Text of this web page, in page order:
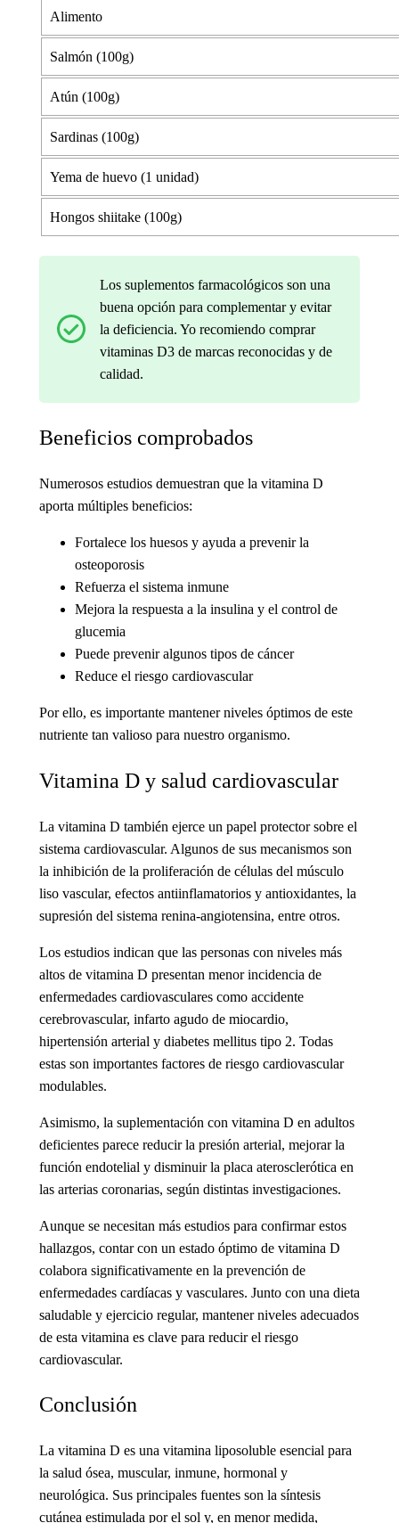
Alimento
Salmón (100g)
Atún (100g)
Sardinas (100g)
Yema de huevo (1 unidad)
Hongos shiitake (100g)
Los suplementos farmacológicos son una
buena opción para complementar y evitar
la deficiencia. Yo recomiendo comprar
vitaminas D3 de marcas reconocidas y de
calidad.
Beneficios comprobados
Numerosos estudios demuestran que la vitamina D
aporta múltiples beneficios:
Fortalece los huesos y ayuda a prevenir la
osteoporosis
Refuerza el sistema inmune
Mejora la respuesta a la insulina y el control de
glucemia
Puede prevenir algunos tipos de cáncer
Reduce el riesgo cardiovascular
Por ello, es importante mantener niveles óptimos de este
nutriente tan valioso para nuestro organismo.
Vitamina D y salud cardiovascular
La vitamina D también ejerce un papel protector sobre el
sistema cardiovascular. Algunos de sus mecanismos son
la inhibición de la proliferación de células del músculo
liso vascular, efectos antiinflamatorios y antioxidantes, la
supresión del sistema renina-angiotensina, entre otros.
Los estudios indican que las personas con niveles más
altos de vitamina D presentan menor incidencia de
enfermedades cardiovasculares como accidente
cerebrovascular, infarto agudo de miocardio,
hipertensión arterial y diabetes mellitus tipo 2. Todas
estas son importantes factores de riesgo cardiovascular
modulables.
Asimismo, la suplementación con vitamina D en adultos
deficientes parece reducir la presión arterial, mejorar la
función endotelial y disminuir la placa aterosclerótica en
las arterias coronarias, según distintas investigaciones.
Aunque se necesitan más estudios para confirmar estos
hallazgos, contar con un estado óptimo de vitamina D
colabora significativamente en la prevención de
enfermedades cardíacas y vasculares. Junto con una dieta
saludable y ejercicio regular, mantener niveles adecuados
de esta vitamina es clave para reducir el riesgo
cardiovascular.
Conclusión
La vitamina D es una vitamina liposoluble esencial para
la salud ósea, muscular, inmune, hormonal y
neurológica. Sus principales fuentes son la síntesis
cutánea estimulada por el sol y, en menor medida,